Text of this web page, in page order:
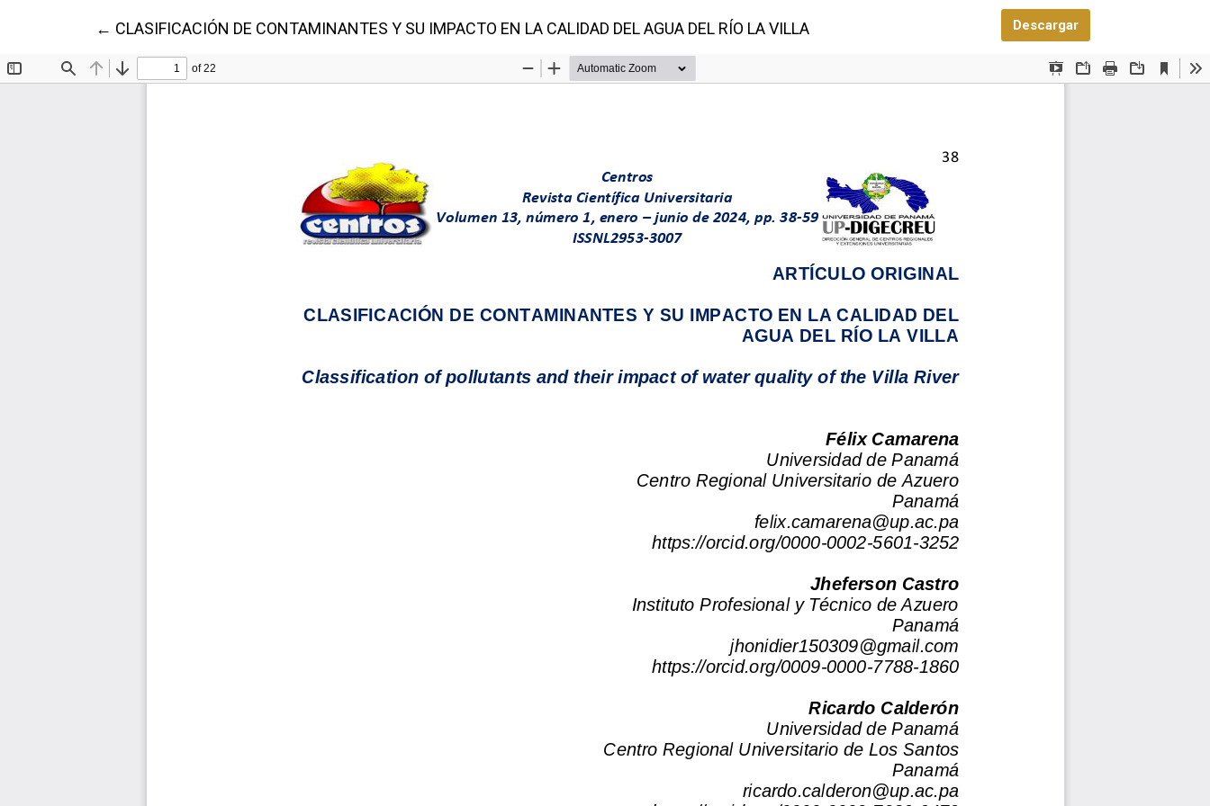
← Volver a los detalles del artículo
CLASIFICACIÓN DE CONTAMINANTES Y SU IMPACTO EN LA CALIDAD DEL AGUA DEL RÍO LA VILLA DescargarDescargar PDF